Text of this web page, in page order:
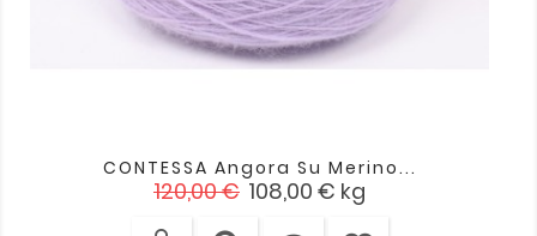
CONTESSA Angora Su Merino...
Įprasta
120,00 € Kaina
108,00 € kg